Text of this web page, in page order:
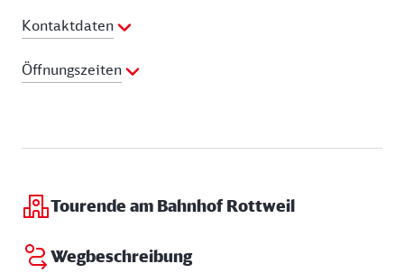
Kontaktdaten
Telefon:0741 7662
E-Mail Adresse:
Öffnungszeiten
Donnerstag:14:00 - 16:00 Uhr
Samstag:
Sonntag:14:00 - 16:00 Uhr
Tourende am Bahnhof Rottweil
Wegbeschreibung